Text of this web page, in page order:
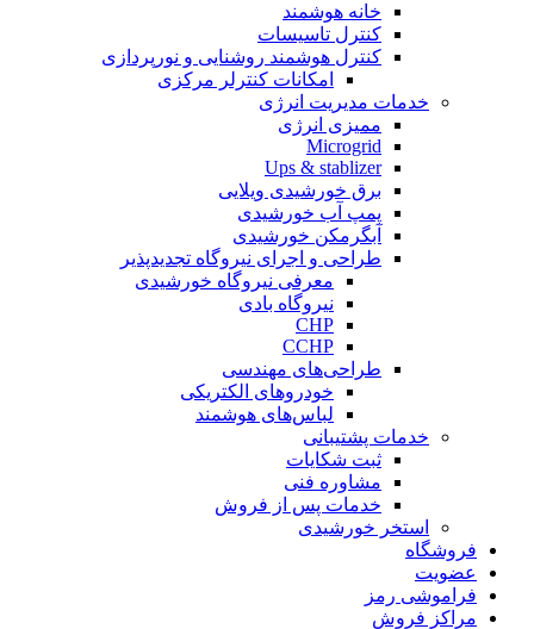
خانه هوشمند
کنترل تاسیسات
کنترل هوشمند روشنایی و نورپردازی
امکانات کنترلر مرکزی
خدمات مدیریت انرژی
ممیزی انرژی
Microgrid
Ups & stablizer
برق خورشیدی ویلایی
پمپ آب خورشیدی
آبگرمکن خورشیدی
طراحی و اجرای نیروگاه تجدیدپذیر
معرفی نیروگاه خورشیدی
نیروگاه بادی
CHP
CCHP
طراحی‌های مهندسی
خودروهای الکتریکی
لباس‌های هوشمند
خدمات پشتیبانی
ثبت شکایات
مشاوره فنی
خدمات پس از فروش
استخر خورشیدی
فروشگاه
عضویت
فراموشی رمز
مراکز فروش